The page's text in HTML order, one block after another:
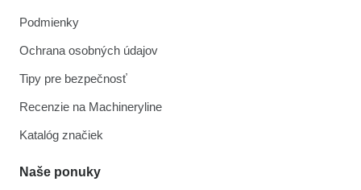
Podmienky
Ochrana osobných údajov
Tipy pre bezpečnosť
Recenzie na Machineryline
Katalóg značiek
Naše ponuky